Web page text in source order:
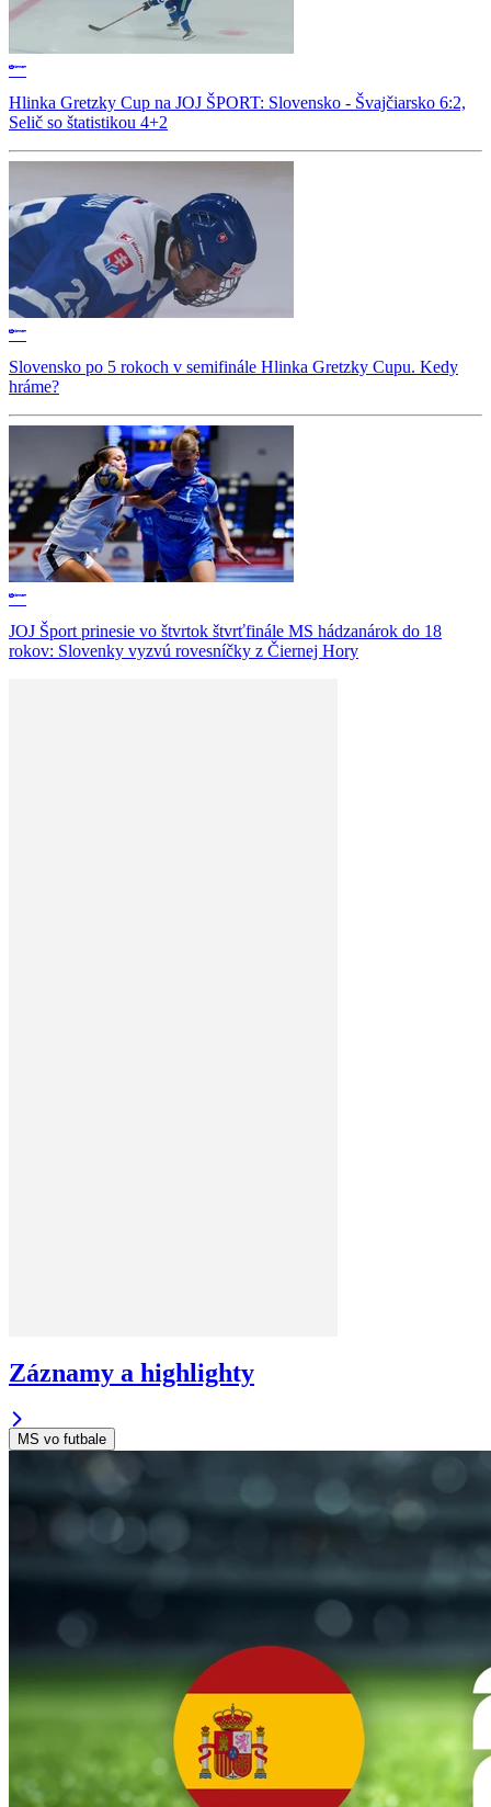
Hlinka Gretzky Cup na JOJ ŠPORT: Slovensko - Švajčiarsko 6:2,
Selič so štatistikou 4+2
Slovensko po 5 rokoch v semifinále Hlinka Gretzky Cupu. Kedy
hráme?
JOJ Šport prinesie vo štvrtok štvrťfinále MS hádzanárok do 18
rokov: Slovenky vyzvú rovesníčky z Čiernej Hory
Záznamy a highlighty
MS vo futbale